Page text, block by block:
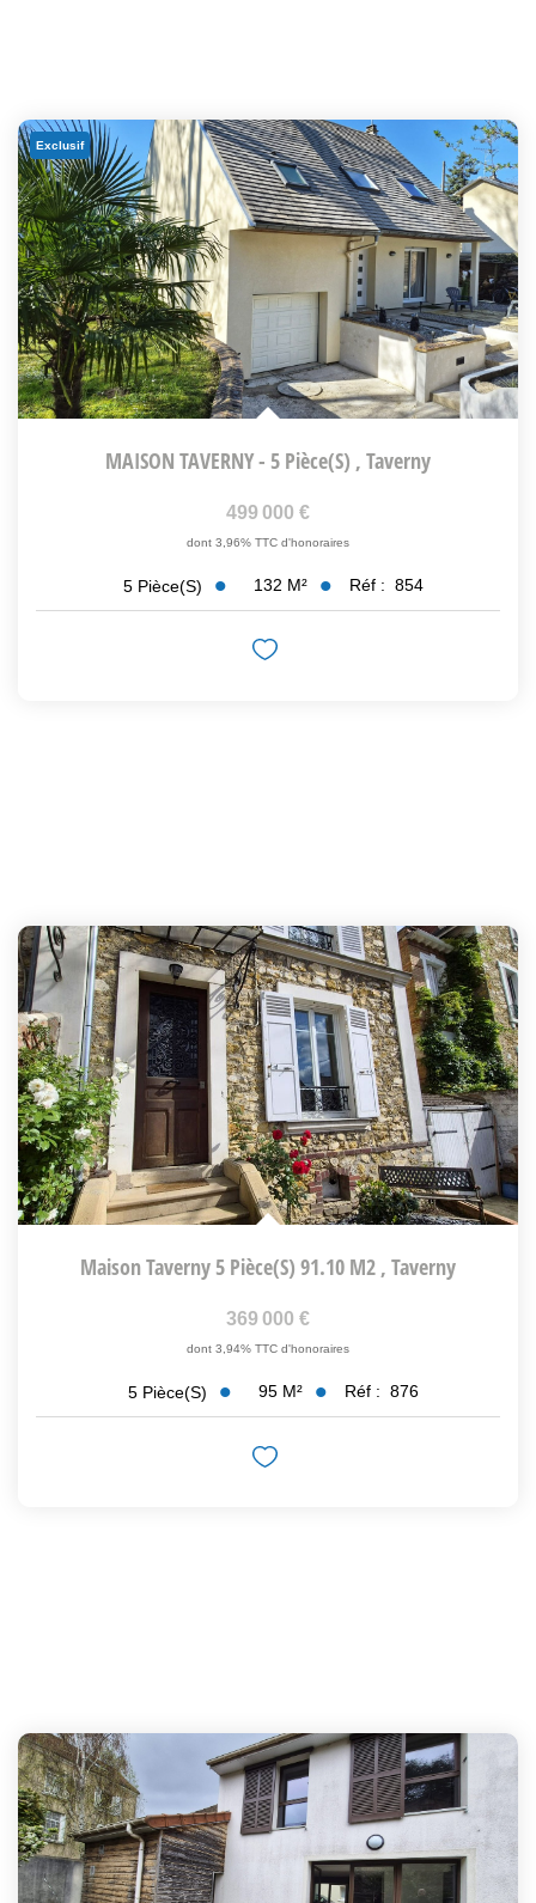
Exclusif
MAISON TAVERNY - 5 Pièce(s) , Taverny
499 000 €
dont 3,96% TTC d'honoraires
5 Pièce(s) 132 M² Réf : 854
Maison Taverny 5 Pièce(s) 91.10 M2 , Taverny
369 000 €
dont 3,94% TTC d'honoraires
5 Pièce(s) 95 M² Réf : 876